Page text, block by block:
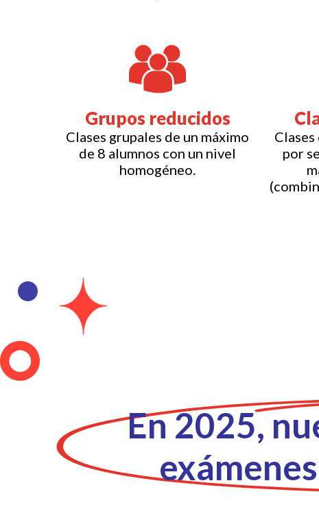
Grupos reducidos
Clases grupales de un máximo
de 8 alumnos con un nivel
homogéneo.
por
En 2025,